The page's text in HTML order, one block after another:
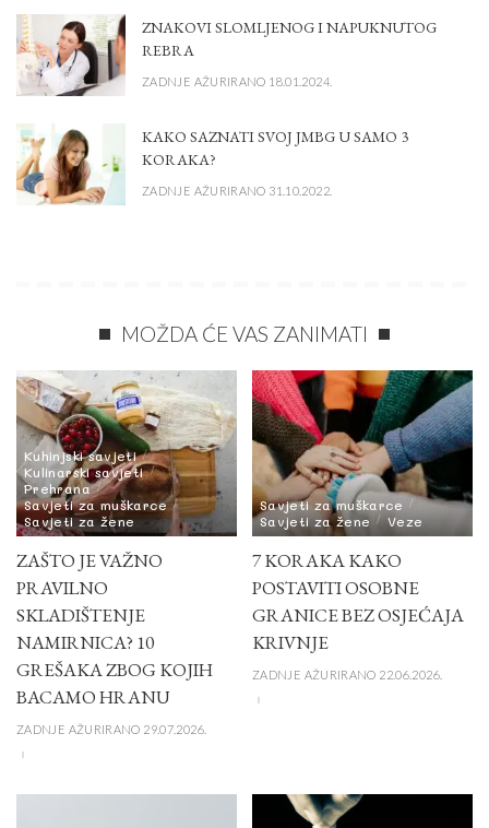
ZNAKOVI SLOMLJENOG I NAPUKNUTOG
REBRA
ZADNJE AŽURIRANO 18.01.2024.
KAKO SAZNATI SVOJ JMBG U SAMO 3
KORAKA?
ZADNJE AŽURIRANO 31.10.2022.
MOŽDA ĆE VAS ZANIMATI
Kuhinjski savjeti
Kulinarski savjeti
Prehrana
Savjeti za muškarce
Savjeti za žene
ZAŠTO JE VAŽNO
PRAVILNO
SKLADIŠTENJE
NAMIRNICA? 10
GREŠAKA ZBOG KOJIH
BACAMO HRANU
ZADNJE AŽURIRANO 29.07.2026.
Savjeti za muškarce
Savjeti za žene
Veze
7 KORAKA KAKO
POSTAVITI OSOBNE
GRANICE BEZ OSJEĆAJA
KRIVNJE
ZADNJE AŽURIRANO 22.06.2026.